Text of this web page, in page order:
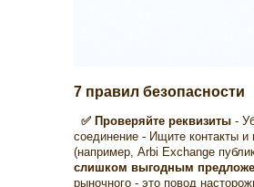
7 правил безопасности
✅ Проверяйте реквизиты -
соединение - Ищите контакты
(например, Arbi Exchange
слишком выгодным
рыночного - это повод